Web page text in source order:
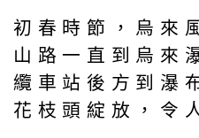
初春時節，烏來
山路一直到烏來
纜車站後方到瀑
花枝頭綻放，令